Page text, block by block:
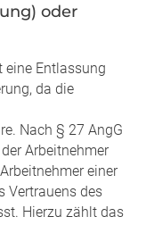
oder
eine Entlassung
da die
Nach § 27 AngG
Arbeitnehmer
einer
Vertrauens des
Hierzu zählt das